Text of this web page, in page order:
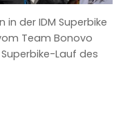
der IDM Superbike
Team Bonovo
Lauf des